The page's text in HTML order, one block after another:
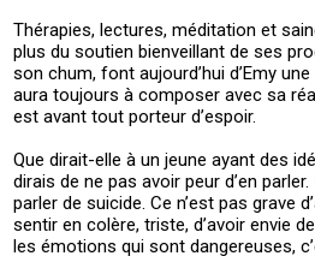
Thérapies, lectures, méditation et
plus du soutien bienveillant de ses
son chum, font aujourd’hui d’Emy
aura toujours à composer avec sa
est avant tout porteur d’espoir.
Que dirait-elle à un jeune ayant des
dirais de ne pas avoir peur d’en parler.
parler de suicide. Ce n’est pas grave
sentir en colère, triste, d’avoir envie
les émotions qui sont dangereuses,